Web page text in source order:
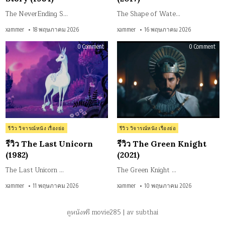
The NeverEnding S…
xammer 18 พฤษภาคม 2026
The Shape of Wate…
xammer 16 พฤษภาคม 2026
0 Commenton
รีวิว
The
Unicorn
(1982)
Posted
in
รีวิว วิจารณ์หนัง เรื่องย่อ
รีวิว The Last Unicorn
(1982)
The Last Unicorn …
xammer 11 พฤษภาคม 2026
0 Commenton
The
Posted
in
รีวิว วิจารณ์หนัง เรื่องย่อ
รีวิว The Green Knight
(2021)
The Green Knight …
xammer 10 พฤษภาคม 2026
ดูหนังฟรี movie285 | av subthai